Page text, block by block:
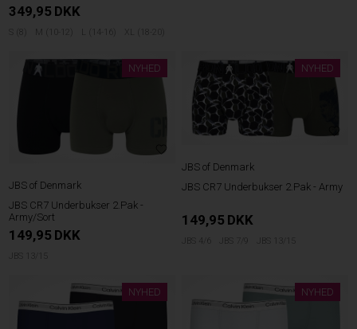
349,95 DKK
S (8) M (10-12) L (14-16) XL (18-20)
NYHED
JBS of Denmark
JBS CR7 Underbukser 2.Pak -
Army/Sort
149,95 DKK
JBS 13/15
NYHED
JBS of Denmark
JBS CR7 Underbukser 2.Pak - Army
149,95 DKK
JBS 4/6 JBS 7/9 JBS 13/15
NYHED NYHED